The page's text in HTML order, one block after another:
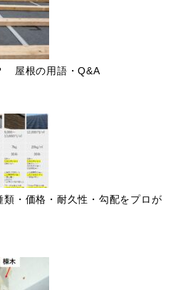
屋根の用語・Q&A
・価格・耐久性・勾配をプロが